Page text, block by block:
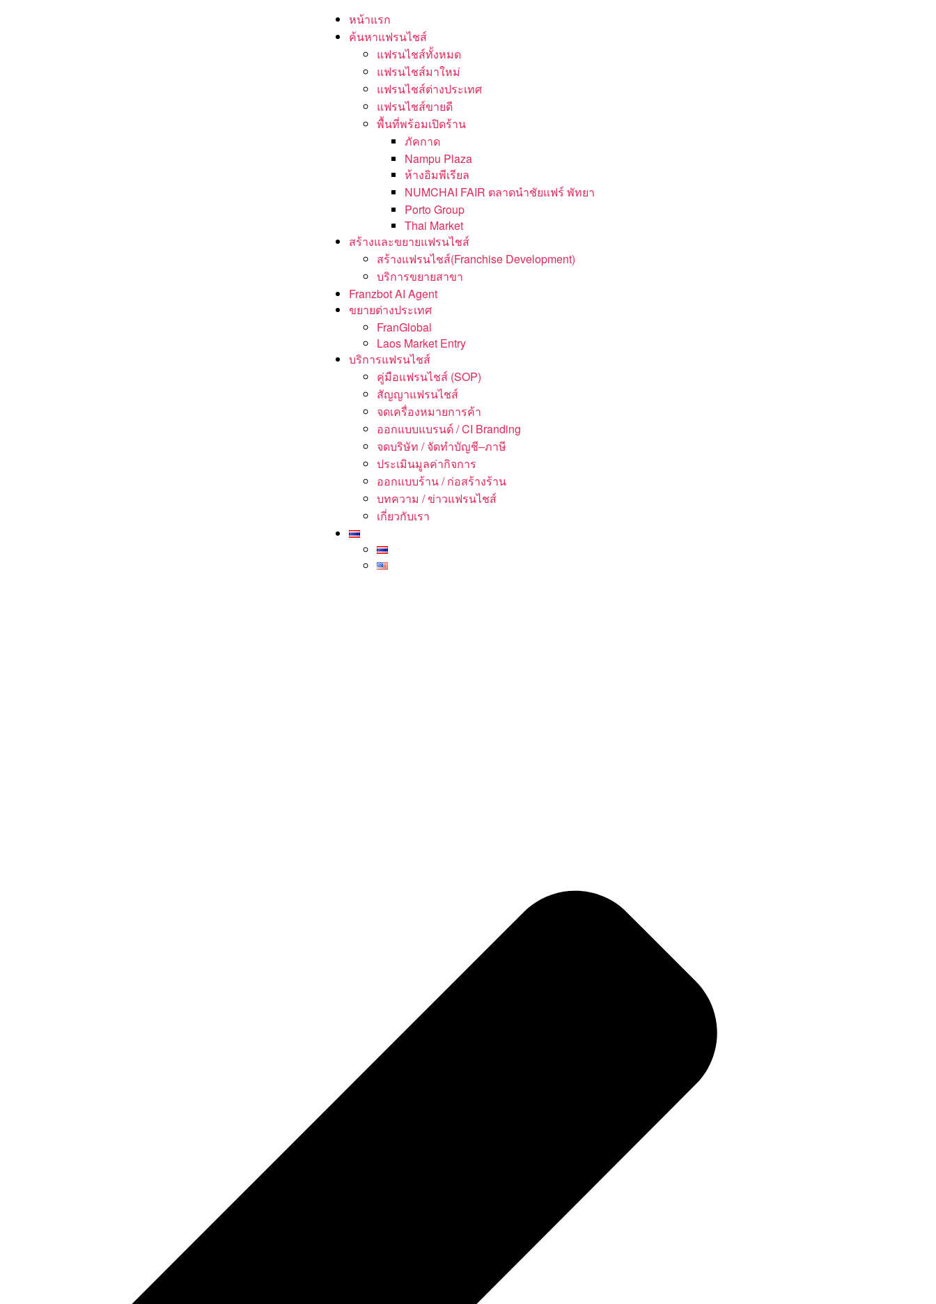
หน้าแรก
ค้นหาแฟรนไชส์
แฟรนไชส์ทั้งหมด
แฟรนไชส์มาใหม่
แฟรนไชส์ต่างประเทศ
แฟรนไชส์ขายดี
พื้นที่พร้อมเปิดร้าน
ภัคกาด
Nampu Plaza
ห้างอิมพีเรียล
NUMCHAI FAIR ตลาดนำชัยแฟร์ พัทยา
Porto Group
Thai Market
สร้างและขยายแฟรนไชส์
สร้างแฟรนไชส์(Franchise Development)
บริการขยายสาขา
Franzbot AI Agent
ขยายต่างประเทศ
FranGlobal
Laos Market Entry
บริการแฟรนไชส์
คู่มือแฟรนไชส์ (SOP)
สัญญาแฟรนไชส์
จดเครื่องหมายการค้า
ออกแบบแบรนด์ / CI Branding
จดบริษัท / จัดทำบัญชี–ภาษี
ประเมินมูลค่ากิจการ
ออกแบบร้าน / ก่อสร้างร้าน
บทความ / ข่าวแฟรนไชส์
เกี่ยวกับเรา